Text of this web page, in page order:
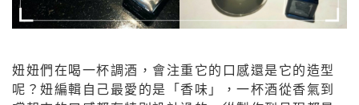
妞妞們在喝一杯調酒，會注重它的口感還是它的造型
呢？妞編輯自己最愛的是「香味」，一杯酒從香氣到